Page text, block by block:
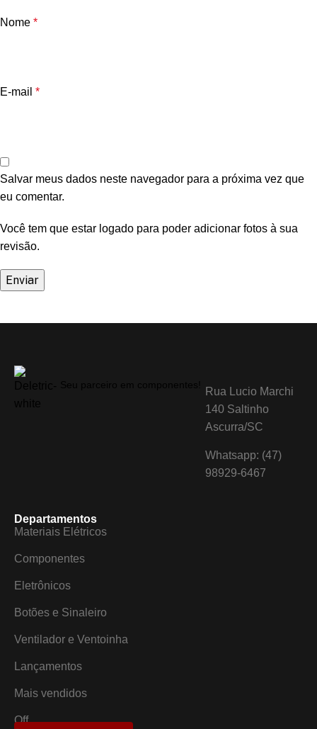
Nome *
E-mail *
Salvar meus dados neste navegador para a próxima vez que
eu comentar.
Você tem que estar logado para poder adicionar fotos à sua
revisão.
Rua Lucio Marchi
140 Saltinho
Ascurra/SC
Whatsapp: (47)
98929-6467
Departamentos
Materiais Elétricos
Componentes
Eletrônicos
Botões e Sinaleiro
Ventilador e Ventoinha
Lançamentos
Mais vendidos
Off